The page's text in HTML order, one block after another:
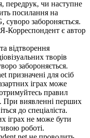
передрук, чи наступне
посилання на
суворо забороняється.
Корреспондент є автор
відтворення
творів
забороняється.
призначені для осіб
іграх може
правил
При виявленні перших
до спеціаліста.
іграх не може бути
роботі.